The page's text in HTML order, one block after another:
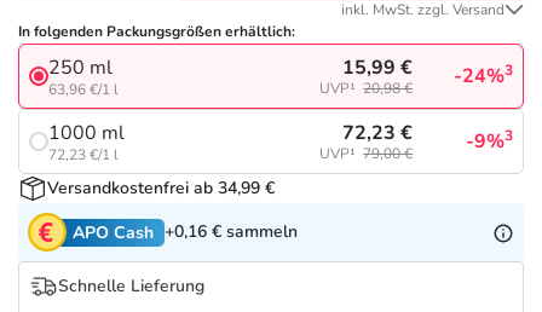
Tierapotheke
Vitamine & Mineralstoffe
Marken
Salus Deals
inkl. MwSt. zzgl. Versand
In folgenden Packungsgrößen erhältlich:
250 ml
63,96 €/1 l
15,99 €
UVP¹ 20,98 € -24%3
1000 ml
72,23 €/1 l
72,23 €
UVP¹ 79,00 € -9%3
Versandkostenfrei ab 34,99 €
APO Cash +0,16 € sammeln
Schnelle Lieferung